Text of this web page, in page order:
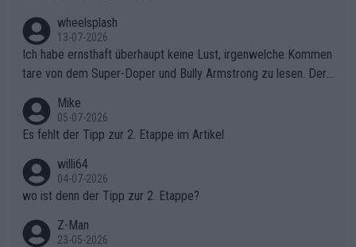
wheelsplash
13-07-2026
Ich habe ernsthaft überhaupt keine Lust, irgenwelche Kommen
tare von dem Super-Doper und Bully Armstrong zu lesen. Der
r die gehört nicht in dieses Medium!
Mike
05-07-2026
Es fehlt der Tipp zur 2. Etappe im Artikel
willi64
04-07-2026
wo ist denn der Tipp zur 2. Etappe?
Z-Man
23-05-2026